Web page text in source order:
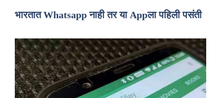
भारतात Whatsapp नाही तर या Appला पहिली पसंती